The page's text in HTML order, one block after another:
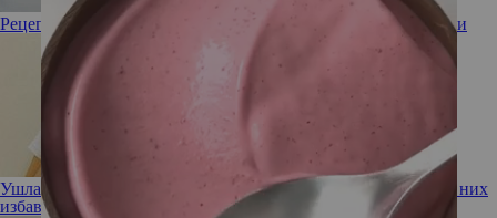
Рецепт от шефа: финский рыбный суп из лосося со сливками
Ушла эпоха! Девушка-мем с бровями на пол-лба наконец от них
избавилась